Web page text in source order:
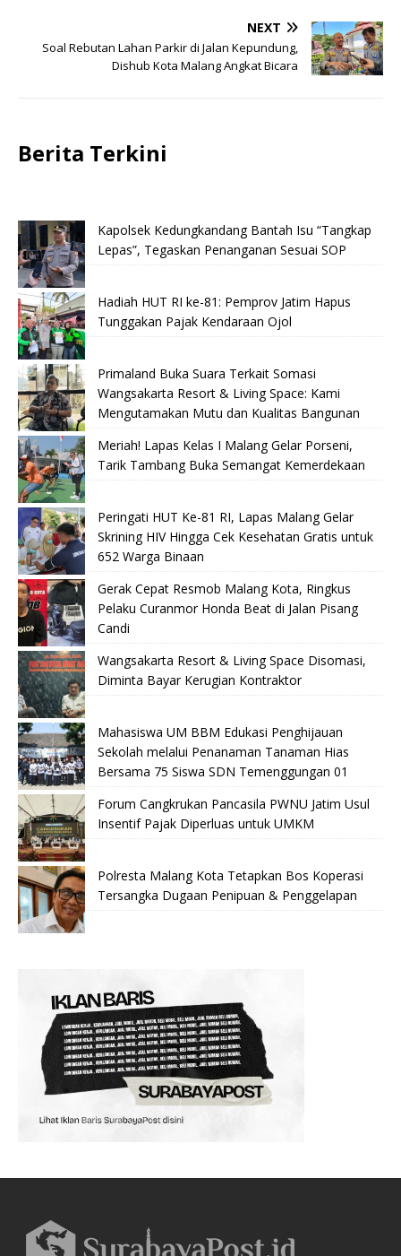
NEXT
Soal Rebutan Lahan Parkir di Jalan Kepundung,
Dishub Kota Malang Angkat Bicara
Berita Terkini
Kapolsek Kedungkandang Bantah Isu “Tangkap
Lepas”, Tegaskan Penanganan Sesuai SOP
Hadiah HUT RI ke-81: Pemprov Jatim Hapus
Tunggakan Pajak Kendaraan Ojol
Primaland Buka Suara Terkait Somasi
Wangsakarta Resort & Living Space: Kami
Mengutamakan Mutu dan Kualitas Bangunan
Meriah! Lapas Kelas I Malang Gelar Porseni,
Tarik Tambang Buka Semangat Kemerdekaan
Peringati HUT Ke-81 RI, Lapas Malang Gelar
Skrining HIV Hingga Cek Kesehatan Gratis untuk
652 Warga Binaan
Gerak Cepat Resmob Malang Kota, Ringkus
Pelaku Curanmor Honda Beat di Jalan Pisang
Candi
Wangsakarta Resort & Living Space Disomasi,
Diminta Bayar Kerugian Kontraktor
Mahasiswa UM BBM Edukasi Penghijauan
Sekolah melalui Penanaman Tanaman Hias
Bersama 75 Siswa SDN Temenggungan 01
Forum Cangkrukan Pancasila PWNU Jatim Usul
Insentif Pajak Diperluas untuk UMKM
Polresta Malang Kota Tetapkan Bos Koperasi
Tersangka Dugaan Penipuan & Penggelapan